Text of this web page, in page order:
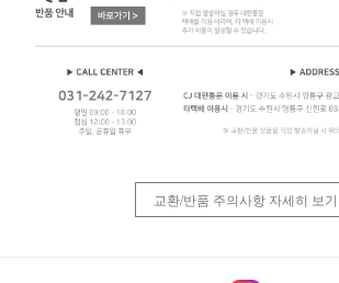
교환/반품 주의사항 자세히 보기